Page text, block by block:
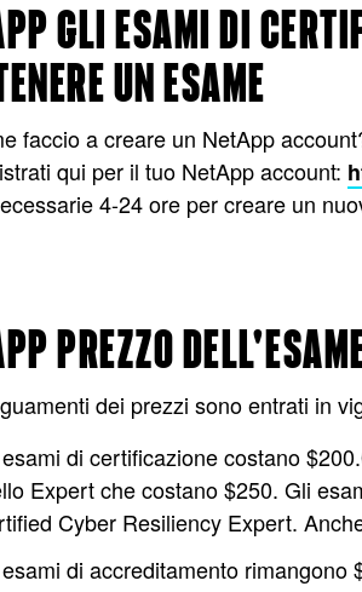
GLI ESAMI DI
UN ESAME
faccio a creare un NetApp
qui per il tuo NetApp account:
4-24 ore per creare un
PREZZO
dei prezzi sono entrati in
di certificazione costano
Expert che costano $250. Gli
Cyber Resiliency Expert.
di accreditamento rimangono